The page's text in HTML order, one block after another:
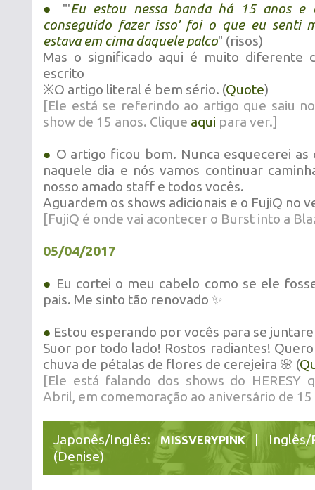
● "'Eu estou nessa banda há 15 anos
conseguido fazer isso' foi o que eu senti
estava em cima daquele palco" (risos)
Mas o significado aqui é muito diferente
escrito
※O artigo literal é bem sério. (Quote)
[Ele está se referindo ao artigo que saiu
show de 15 anos. Clique aqui para ver.]
● O artigo ficou bom. Nunca esquecerei as
naquele dia e nós vamos continuar
nosso amado staff e todos vocês.
Aguardem os shows adicionais e o FujiQ no
[FujiQ é onde vai acontecer o Burst into a
05/04/2017
● Eu cortei o meu cabelo como se ele
pais. Me sinto tão renovado ✨
● Estou esperando por vocês para se
Suor por todo lado! Rostos radiantes!
chuva de pétalas de flores de cerejeira 🌸 (
[Ele está falando dos shows do HERESY
Abril, em comemoração ao aniversário de
Japonês/Inglês:MISSVERYPINK| Inglês/
(Denise)